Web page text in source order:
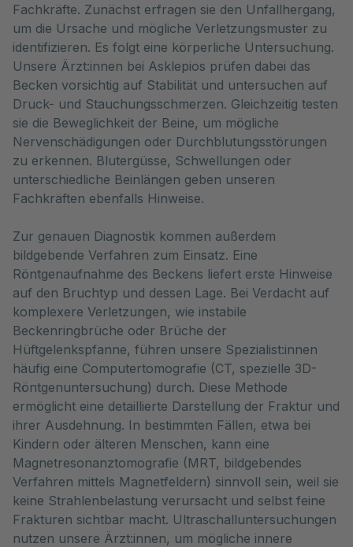
Fachkräfte. Zunächst erfragen sie den Unfallhergang,
um die Ursache und mögliche Verletzungsmuster zu
identifizieren. Es folgt eine körperliche Untersuchung.
Unsere Ärzt:innen bei Asklepios prüfen dabei das
Becken vorsichtig auf Stabilität und untersuchen auf
Druck- und Stauchungsschmerzen. Gleichzeitig testen
sie die Beweglichkeit der Beine, um mögliche
Nervenschädigungen oder Durchblutungsstörungen
zu erkennen. Blutergüsse, Schwellungen oder
unterschiedliche Beinlängen geben unseren
Fachkräften ebenfalls Hinweise.
Zur genauen Diagnostik kommen außerdem
bildgebende Verfahren zum Einsatz. Eine
Röntgenaufnahme des Beckens liefert erste Hinweise
auf den Bruchtyp und dessen Lage. Bei Verdacht auf
komplexere Verletzungen, wie instabile
Beckenringbrüche oder Brüche der
Hüftgelenkspfanne, führen unsere Spezialist:innen
häufig eine Computertomografie (CT, spezielle 3D-
Röntgenuntersuchung) durch. Diese Methode
ermöglicht eine detaillierte Darstellung der Fraktur und
ihrer Ausdehnung. In bestimmten Fällen, etwa bei
Kindern oder älteren Menschen, kann eine
Magnetresonanztomografie (MRT, bildgebendes
Verfahren mittels Magnetfeldern) sinnvoll sein, weil sie
keine Strahlenbelastung verursacht und selbst feine
Frakturen sichtbar macht. Ultraschalluntersuchungen
nutzen unsere Ärzt:innen, um mögliche innere